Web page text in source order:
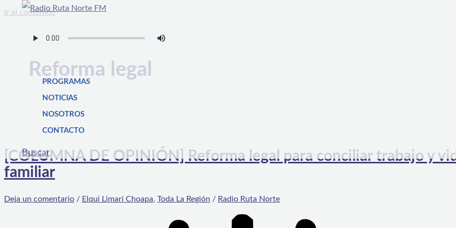
Ir al contenido
PROGRAMAS
NOTICIAS
NOSOTROS
CONTACTO
Buscar
Reforma legal
[COLUMNA DE OPINIÓN] Reforma legal para conciliar trabajo y
familiar
Deja un comentario / Elqui Limarí Choapa, Toda La Región / Radio Ruta Norte